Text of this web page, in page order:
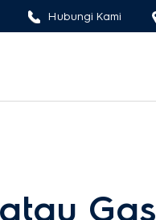
Hubungi Kami
Gas